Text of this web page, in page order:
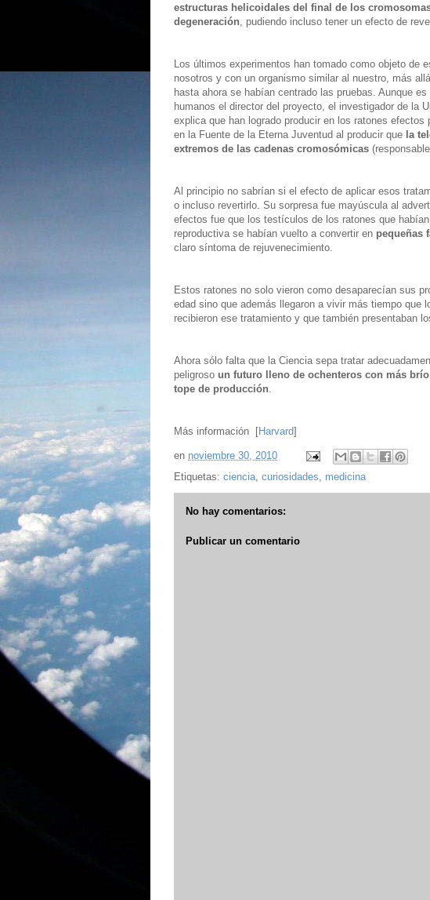
estructuras helicoidales del final de los
degeneración, pudiendo incluso tener un efecto de
Los últimos experimentos han tomado como objeto de
nosotros y con un organismo similar al nuestro, más
hasta ahora se habían centrado las pruebas. Aunque
humanos el director del proyecto, el investigador de la
explica que han logrado producir en los ratones
en la Fuente de la Eterna Juventud al producir que la
extremos de las cadenas cromosómicas
Al principio no sabrían si el efecto de aplicar esos
o incluso revertirlo. Su sorpresa fue mayúscula al
efectos fue que los testículos de los ratones que
reproductiva se habían vuelto a convertir en pequeñas
claro síntoma de rejuvenecimiento.
Estos ratones no solo vieron como desaparecían sus
edad sino que además llegaron a vivir más tiempo que
recibieron ese tratamiento y que también presentaban
Ahora sólo falta que la Ciencia sepa tratar
peligroso un futuro lleno de ochenteros con más
tope de producción.
Más información [Harvard]
en noviembre 30, 2010
Etiquetas: ciencia, curiosidades, medicina
No hay comentarios:
Publicar un comentario